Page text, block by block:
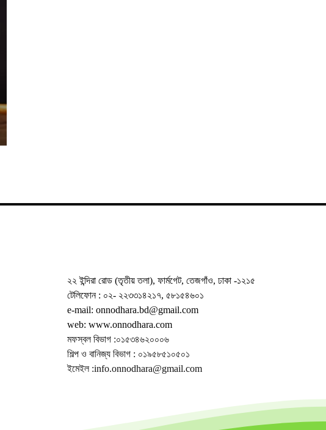
২২ ইন্দিরা রোড (তৃতীয় তলা), ফার্মগেট, তেজগাঁও, ঢাকা -১২১৫
টেলিফোন : ০২- ২২৩৩১৪২১৭, ৫৮১৫৪৬০১
e-mail: onnodhara.bd@gmail.com
web: www.onnodhara.com
মফস্বল বিভাগ :০১৫৩৪৬২০০০৬
শিল্প ও বানিজ্য বিভাগ : ০১৯৫৮৫১০৫০১
ইমেইল :info.onnodhara@gmail.com